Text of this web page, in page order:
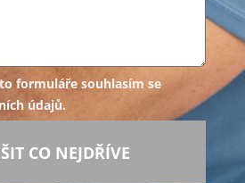
formuláře souhlasím se
údajů.
CO NEJDŘÍVE